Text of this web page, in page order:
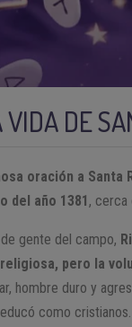
VIDA DE
oración a
del año 1381 , cerca
de gente del campo,
pero la
hombre duro y
como